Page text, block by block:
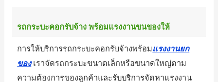
รถกระบะคอกรับจ้าง พร้อมแรงงานขนของให้
การให้บริการรถกระบะคอกรับจ้างพร้อมแรงงานยก
ของ เราจัดรถกระบะขนาดเล็กหรือขนาดใหญ่ตาม
ความต้องการของลูกค้าและรับบริการจัดหาแรงงาน